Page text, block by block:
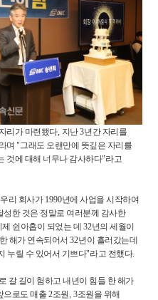
리가 마련됐다, 지난3년간 자리를
라며" 그래도 오랜만에 뜻깊은 자리를
것에 대해 너무나 감사하다"라고
우리 회사가 1990년에 사업을 시작하여
성한 것은 정말로 여러분께 감사한
쉰아홉이 되었는 데 32년의 세월이
해가 연속되어서32년이 흘러갔는데
누릴 수 있어서 기쁘다"라고 전했다.
갈 길이 험하고 내년이 힘들 한 해가
으로도 매출 2조원 , 3조원을 위해